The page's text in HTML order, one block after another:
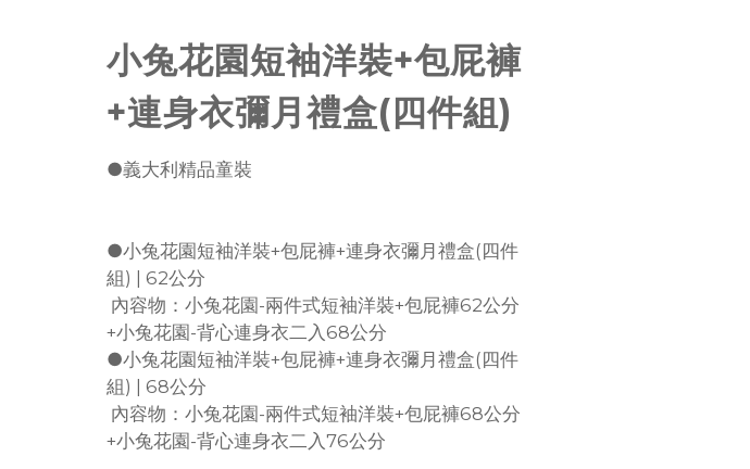
小兔花園短袖洋裝+包屁褲
+連身衣彌月禮盒(四件組)
●義大利精品童裝
●小兔花園短袖洋裝+包屁褲+連身衣彌月禮盒(四件
組) | 62公分
+小兔花園-背心連身衣二入68公分
●小兔花園短袖洋裝+包屁褲+連身衣彌月禮盒(四件
組) | 68公分
+小兔花園-背心連身衣二入76公分